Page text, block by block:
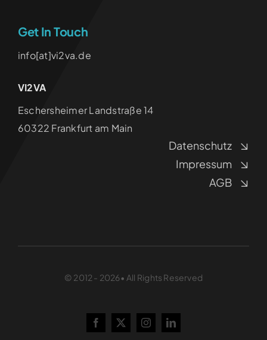
Get In Touch
info[at]vi2va.de
VI2VA
‍Eschersheimer Landstraße 14
60322 Frankfurt am Main
Datenschutz
Impressum
AGB
© 2012 - 2026• All Rights Reserved